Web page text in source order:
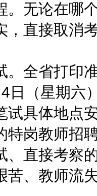
。无论在哪
，直接取消
全省打印准
日（星期六
试具体地点
特岗教师招
、直接考察
苦、教师流